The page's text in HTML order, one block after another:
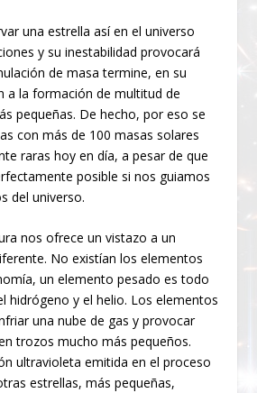
una estrella así en el universo
y su inestabilidad provocará
de masa termine, en su
a la formación de multitud de
pequeñas. De hecho, por eso se
con más de 100 masas solares
raras hoy en día, a pesar de que
posible si nos guiamos
del universo.
nos ofrece un vistazo a un
No existían los elementos
un elemento pesado es todo
hidrógeno y el helio. Los elementos
una nube de gas y provocar
trozos mucho más pequeños.
ultravioleta emitida en el proceso
estrellas, más pequeñas,